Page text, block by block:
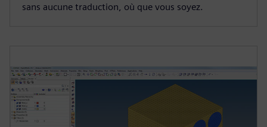
sans aucune traduction, où que vous soyez.